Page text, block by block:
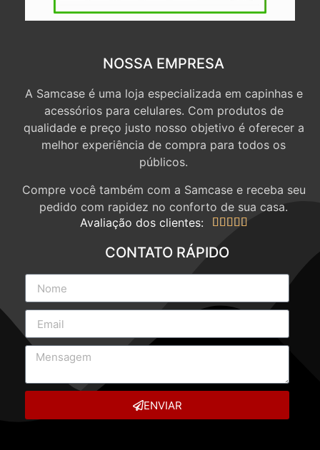
NOSSA EMPRESA
A Samcase é uma loja especializada em capinhas e
acessórios para celulares. Com produtos de
qualidade e preço justo nosso objetivo é oferecer a
melhor experiência de compra para todos os
públicos.
Compre você também com a Samcase e receba seu
pedido com rapidez no conforto de sua casa.
Avaliação dos clientes:
    
CONTATO RÁPIDO
ENVIAR